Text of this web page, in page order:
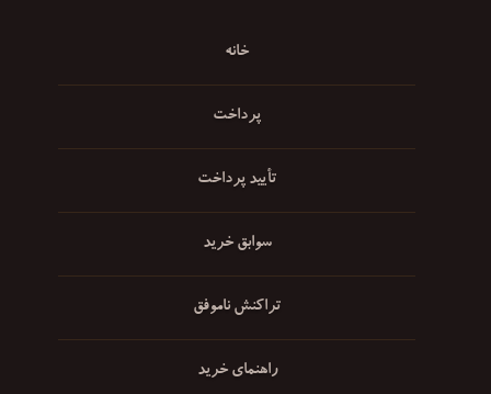
خانه
پرداخت
تأیید پرداخت
سوابق خرید
تراکنش ناموفق
راهنمای خرید